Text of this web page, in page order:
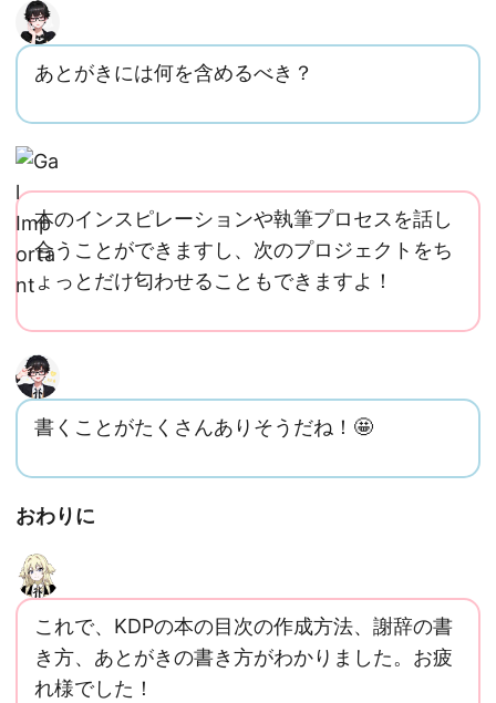
あとがきには何を含めるべき？
本のインスピレーションや執筆プロセスを話し
合うことができますし、次のプロジェクトをち
ょっとだけ匂わせることもできますよ！
書くことがたくさんありそうだね！🤩
おわりに
これで、KDPの本の目次の作成方法、謝辞の書
き方、あとがきの書き方がわかりました。お疲
れ様でした！